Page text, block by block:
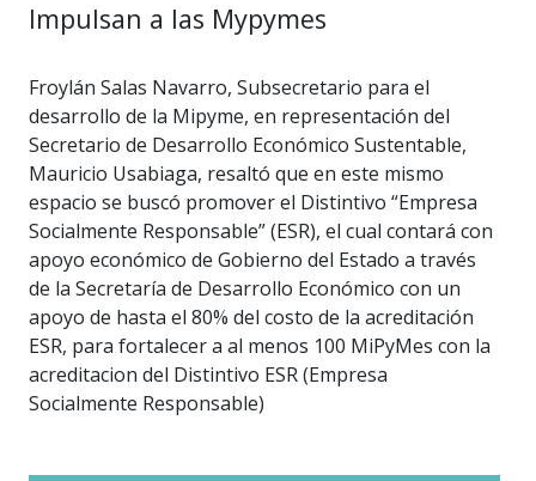
Impulsan a las Mypymes
Froylán Salas Navarro, Subsecretario para el
desarrollo de la Mipyme, en representación del
Secretario de Desarrollo Económico Sustentable,
Mauricio Usabiaga, resaltó que en este mismo
espacio se buscó promover el Distintivo “Empresa
Socialmente Responsable” (ESR), el cual contará con
apoyo económico de Gobierno del Estado a través
de la Secretaría de Desarrollo Económico con un
apoyo de hasta el 80% del costo de la acreditación
ESR, para fortalecer a al menos 100 MiPyMes con la
acreditacion del Distintivo ESR (Empresa
Socialmente Responsable)